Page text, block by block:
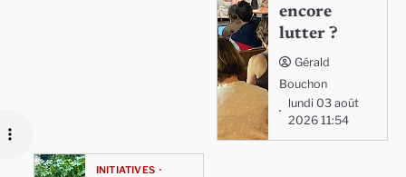
encore
lutter ?
Gérald
Bouchon
lundi 03 août
2026 11:54
INITIATIVES